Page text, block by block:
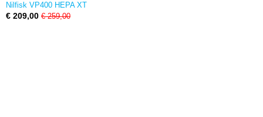
Nilfisk VP400 HEPA XT
€ 209,00 € 259,00